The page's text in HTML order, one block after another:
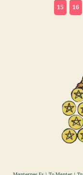
15 16